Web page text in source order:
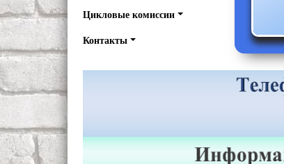
Цикловые комиссии
Контакты